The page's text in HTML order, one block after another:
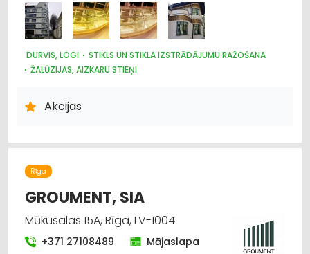
DURVIS, LOGI
STIKLS UN STIKLA IZSTRĀDĀJUMU RAŽOŠANA
ŽALŪZIJAS, AIZKARU STIEŅI
ARHITEKTŪRA, PROJEKTĒŠANA
Akcijas
Rīga
GROUMENT, SIA
Mūkusalas 15A, Rīga, LV-1004
+371 27108489 Mājaslapa